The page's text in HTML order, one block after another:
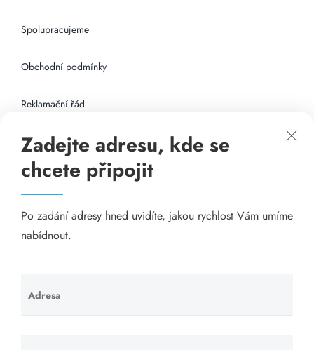
Spolupracujeme
Obchodní podmínky
Reklamační řád
Připojení k internetu
Odkazy
Katalog A-seznam.cz
Visací zámky - TOKOZ
Zadejte adresu, kde se
chcete připojit
Po zadání adresy hned uvidíte, jakou rychlost Vám umíme
nabídnout.
Adresa
Ponechte
toto pole